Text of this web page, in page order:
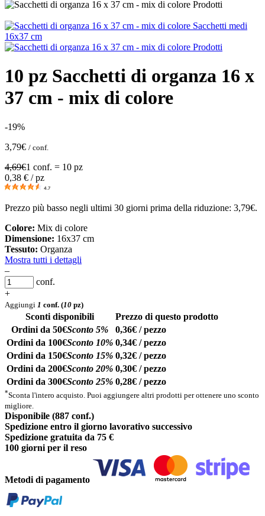
10 pz Sacchetti di organza 16 x
37 cm - mix di colore
-19%
3,79€ / conf.
4,69€1 conf. = 10 pz
0,38 € / pz
4.7
Prezzo più basso negli ultimi 30 giorni prima della riduzione: 3,79€.
Colore: Mix di colore
Dimensione: 16x37 cm
Tessuto: Organza
Mostra tutti i dettagli
–
conf.
+
Aggiungi 1 conf. (10 pz)
Sconti disponibili
Prezzo di questo prodotto
Ordini da 50€Sconto 5%
0,36€ / pezzo
Ordini da 100€Sconto 10% 0,34€ / pezzo
Ordini da 150€Sconto 15% 0,32€ / pezzo
Ordini da 200€Sconto 20% 0,30€ / pezzo
Ordini da 300€Sconto 25% 0,28€ / pezzo
*Sconta l'intero acquisto. Puoi aggiungere altri prodotti per ottenere uno sconto
migliore.
Disponibile (887 conf.)
Spedizione entro il giorno lavorativo successivo
Spedizione gratuita da 75 €
100 giorni per il reso
Metodi di pagamento